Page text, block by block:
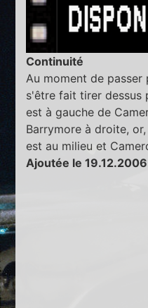
Continuité
Au moment de
s'être fait tirer dessus
est à gauche de
Barrymore à droite,
est au milieu et
Ajoutée le 19.12.2006